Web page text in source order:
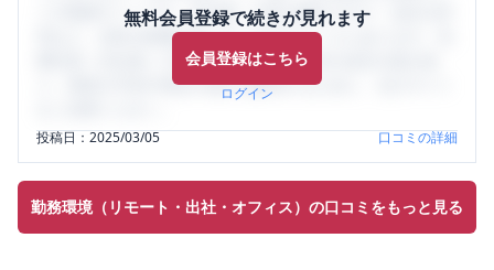
無料会員登録で続きが見れます
会員登録はこちら
ログイン
ミの投稿サイトです。給与面・女性の働きやすさ・会社の評
判など、女性の転職は気にすべき点がたくさんあります。先
輩社員（元社員）の口コミを通して、本当の会社の姿を知
り、将来の不安や現在の悩みを解消するために、ぜひサイト
投稿日：2025/03/05 口コミの詳細
勤務環境（リモート・出社・オフィス）の口コミをもっと見る